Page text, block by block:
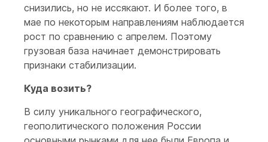
снизились, но не иссякают. И более того, в
мае по некоторым направлениям наблюдается
рост по сравнению с апрелем. Поэтому
грузовая база начинает демонстрировать
признаки стабилизации.
Куда возить?
В силу уникального географического,
геополитического положения России